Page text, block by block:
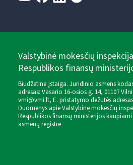
Valstybinė mokesčių
Respublikos finansų
Biudžetinė įstaiga. Juridinio asmens
adresas: Vasario 16-osios g. 14, 01107
vmi@vmi.lt, E. pristatymo dėžutės
Duomenys apie Valstybinę mokesčių
Respublikos finansų ministerijos
asmenų registre